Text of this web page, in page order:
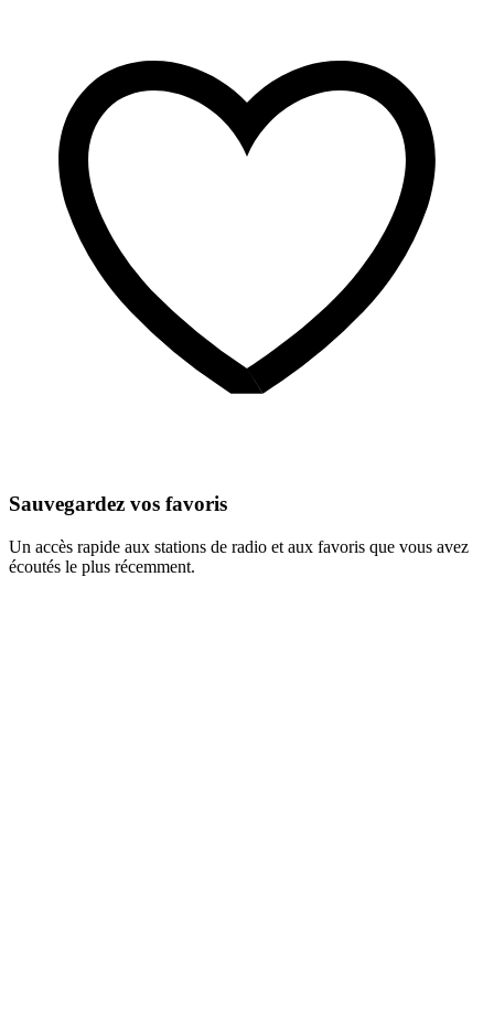
Sauvegardez vos favoris
Un accès rapide aux stations de radio et aux favoris que vous avez
écoutés le plus récemment.